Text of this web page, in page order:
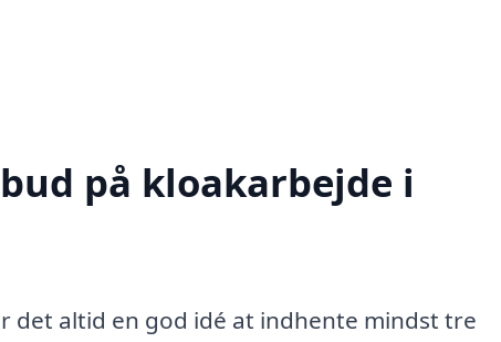
på kloakarbejde i
det altid en god idé at indhente mindst tre